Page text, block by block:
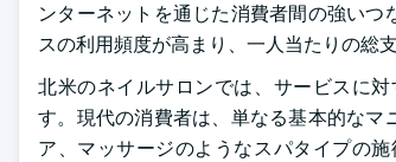
ンターネットを通じた消費者間の強い
スの利用頻度が高まり、一人当たりの総
北米のネイルサロンでは、サービスに
す。現代の消費者は、単なる基本的な
ア、マッサージのようなスパタイプの